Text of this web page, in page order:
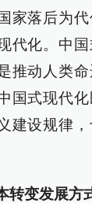
家落后为代
代化。中
推动人类
国式现代
建设规律
转变发展方